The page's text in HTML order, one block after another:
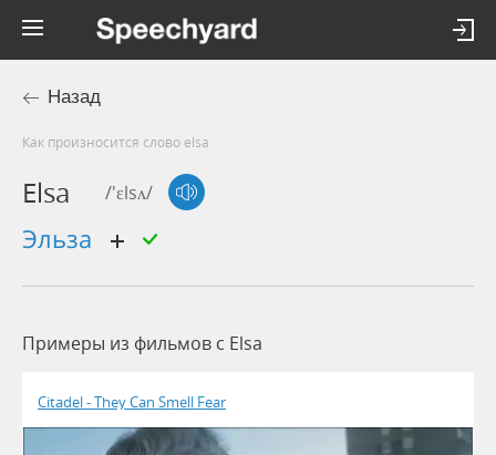
Назад
Как произносится слово elsa
Elsa /'ɛlsʌ/
Эльза
Примеры из фильмов c Elsa
Citadel - They Can Smell Fear